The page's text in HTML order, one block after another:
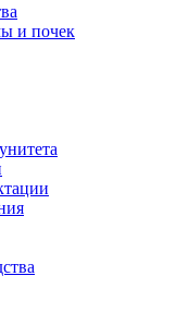
и почек